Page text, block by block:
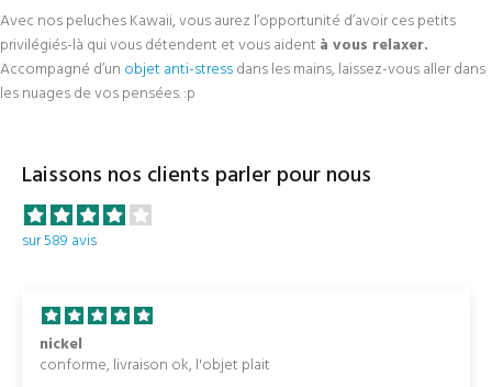
Avec nos peluches Kawaii, vous aurez l’opportunité d’avoir ces petits
privilégiés-là qui vous détendent et vous aident à vous relaxer.
Accompagné d’un objet anti-stressdans les mains, laissez-vous aller dans
les nuages de vos pensées. :p
Laissons nos clients parler pour nous
sur 589 avis
nickel
conforme, livraison ok, l'objet plait